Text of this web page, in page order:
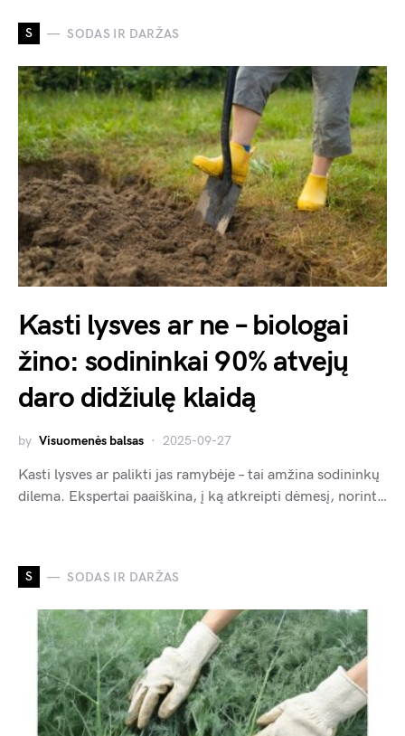
S SODAS IR DARŽAS
Kasti lysves ar ne – biologai
žino: sodininkai 90% atvejų
daro didžiulę klaidą
by Visuomenės balsas 2025-09-27
Kasti lysves ar palikti jas ramybėje – tai amžina sodininkų
dilema. Ekspertai paaiškina, į ką atkreipti dėmesį, norint…
S SODAS IR DARŽAS